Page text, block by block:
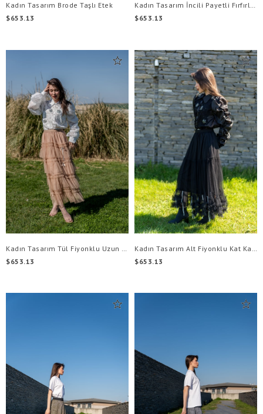
Kadın Tasarım Brode Taşlı Etek
$653.13
Kadın Tasarım İncili Payetli Fırfırlı Tütü Ete
$653.13
$653.13
$653.13